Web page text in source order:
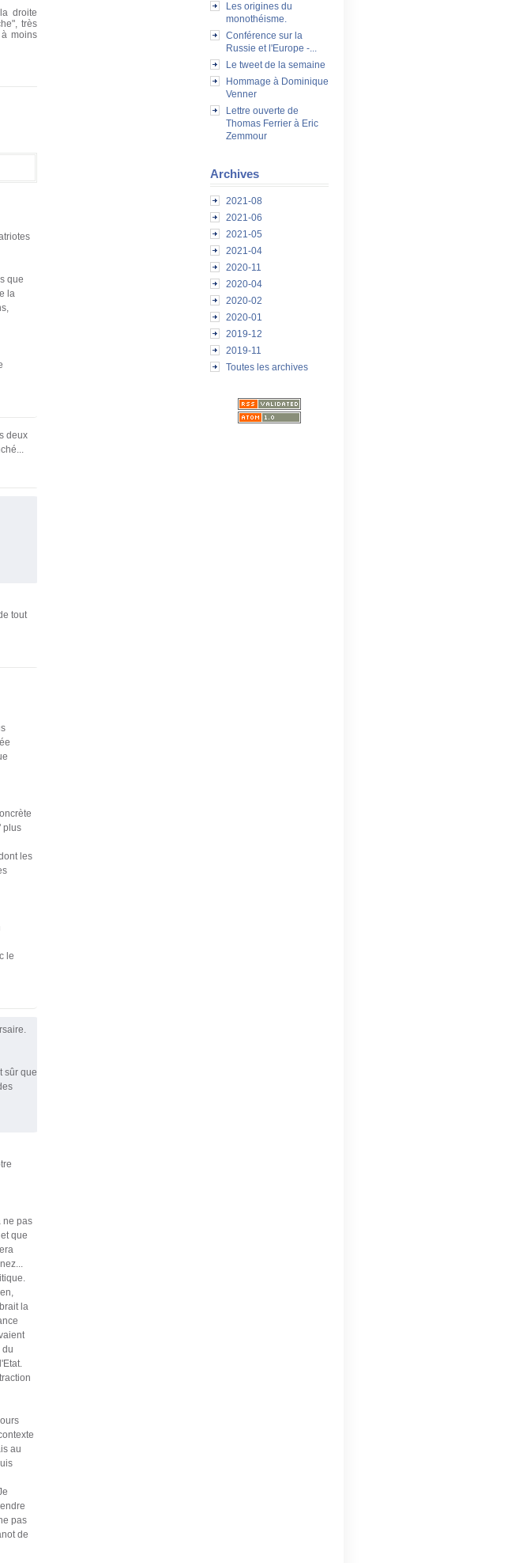
Les origines du
monothéisme.
Conférence sur la
Russie et l'Europe -...
Le tweet de la semaine
Hommage à Dominique
Venner
Lettre ouverte de
Thomas Ferrier à Eric
Zemmour
Archives
2021-08
2021-06
2021-05
2021-04
2020-11
2020-04
2020-02
2020-01
2019-12
2019-11
Toutes les archives
droite
très
moins
que
la
deux
tout
plus
les
le
sûr que
ne pas
que
la
du
au
pas
de